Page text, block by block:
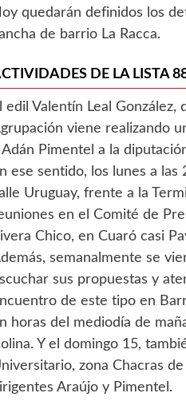
quedarán definidos los
de barrio La Racca.
DE LA LISTA
edil Valentín Leal
viene realizando
Pimentel a la
ese sentido, los lunes a
Uruguay, frente a la
en el Comité de
Chico, en Cuaró casi
semanalmente se
sus propuestas y
de este tipo en
horas del mediodía de
Y el domingo 15,
zona Chacras
Araújo y Pimentel.